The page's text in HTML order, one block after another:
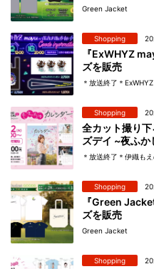
Green Jacket
Shopping
『ExWHYZ
ズを販売
＊放送終了＊
Shopping
全カット撮り
ズデイ ~夜ふ
＊放送終了＊伊織も
Shopping
『Green
ズを販売
Green Jacket
Shopping